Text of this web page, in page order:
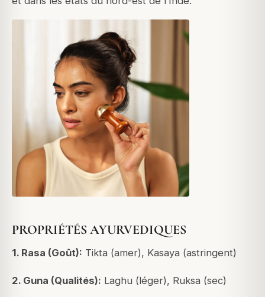
PROPRIÉTÉS AYURVEDIQUES
1. Rasa (Goût): Tikta (amer), Kasaya (astringent)
2. Guna (Qualités): Laghu (léger), Ruksa (sec)